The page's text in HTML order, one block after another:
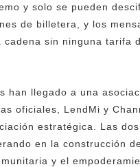
y solo se pueden
de billetera, y los
sin ninguna tarifa
han llegado a una
oficiales, LendMi y
estratégica. Las
en la construcción
y el